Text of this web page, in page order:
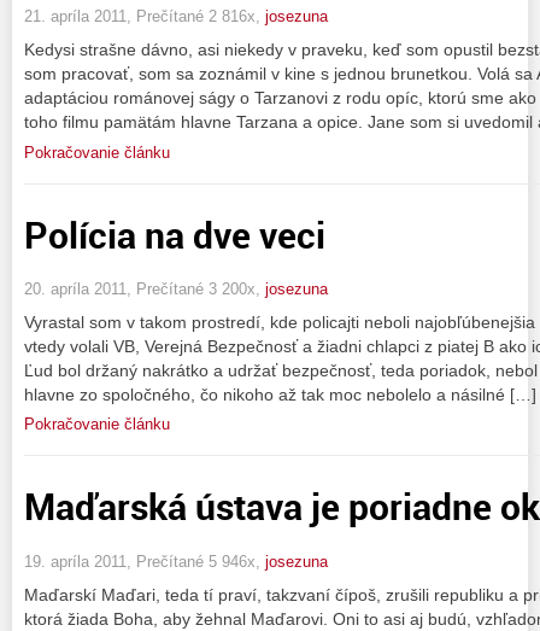
21. apríla 2011, Prečítané 2 816x, josezuna
Kedysi strašne dávno, asi niekedy v praveku, keď som opustil
som pracovať, som sa zoznámil v kine s jednou brunetkou. Volá sa
adaptáciou románovej ságy o Tarzanovi z rodu opíc, ktorú sme
toho filmu pamätám hlavne Tarzana a opice. Jane som si
Pokračovanie článku
Polícia na dve veci
20. apríla 2011, Prečítané 3 200x, josezuna
Vyrastal som v takom prostredí, kde policajti neboli
vtedy volali VB, Verejná Bezpečnosť a žiadni chlapci z piatej B ako
Ľud bol držaný nakrátko a udržať bezpečnosť, teda poriadok,
hlavne zo spoločného, čo nikoho až tak moc nebolelo a násilné […]
Pokračovanie článku
Maďarská ústava je poriadne
19. apríla 2011, Prečítané 5 946x, josezuna
Maďarskí Maďari, teda tí praví, takzvaní čípoš, zrušili republiku a
ktorá žiada Boha, aby žehnal Maďarovi. Oni to asi aj budú,